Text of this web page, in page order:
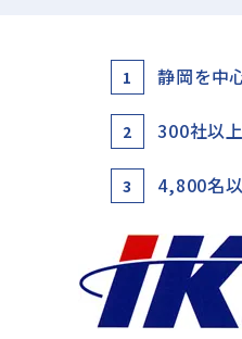
1 静岡を中
2 300社以
3 4,800名